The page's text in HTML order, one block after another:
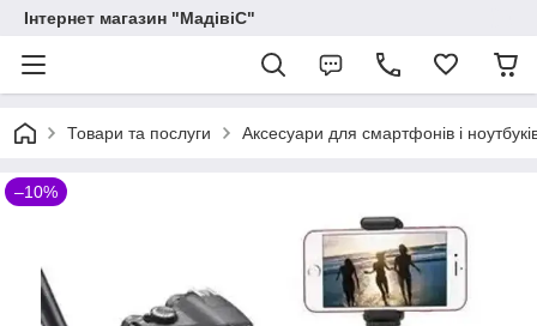
Інтернет магазин "МадівіС"
Товари та послуги Аксесуари для смартфонів і
–10%